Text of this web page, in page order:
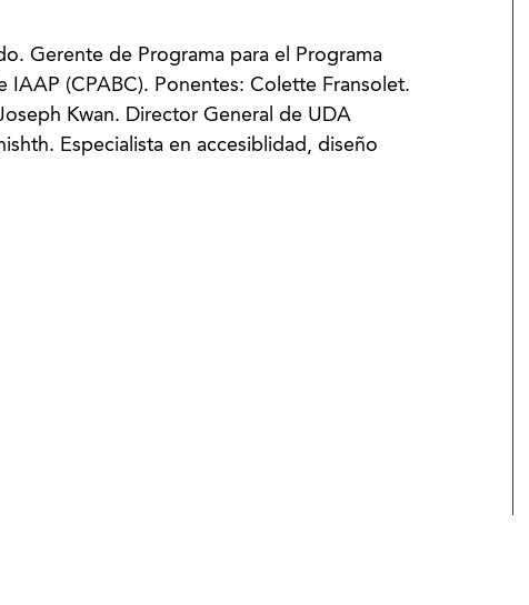
Gerente de Programa para el Programa
IAAP (CPABC). Ponentes: Colette Fransolet.
Kwan. Director General de UDA
Especialista en accesiblidad, diseño